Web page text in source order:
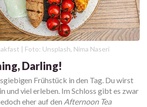
| Foto: Unsplash, Nima Naseri
Darling!
Frühstück in den Tag. Du wirst
und viel erleben. Im Schloss gibt es zwar
eher auf den Afternoon Tea